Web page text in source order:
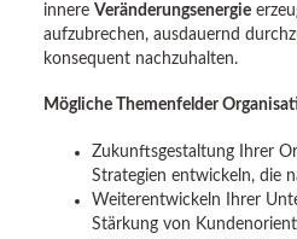
innere Veränderungsenergie
aufzubrechen, ausdauernd
konsequent nachzuhalten.
Mögliche Themenfelder
Zukunftsgestaltung Ihrer
Strategien entwickeln, die
Weiterentwickeln Ihrer
Stärkung von